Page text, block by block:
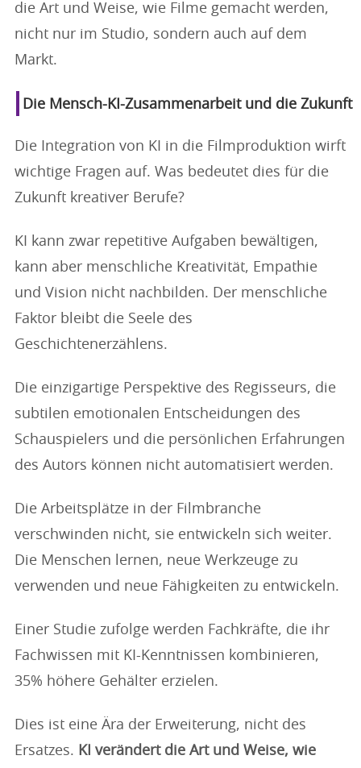
die Art und Weise, wie Filme gemacht werden,
nicht nur im Studio, sondern auch auf dem
Markt.
Die Mensch-KI-Zusammenarbeit und die Zukunft
Die Integration von KI in die Filmproduktion wirft
wichtige Fragen auf. Was bedeutet dies für die
Zukunft kreativer Berufe?
KI kann zwar repetitive Aufgaben bewältigen,
kann aber menschliche Kreativität, Empathie
und Vision nicht nachbilden. Der menschliche
Faktor bleibt die Seele des
Geschichtenerzählens.
Die einzigartige Perspektive des Regisseurs, die
subtilen emotionalen Entscheidungen des
Schauspielers und die persönlichen Erfahrungen
des Autors können nicht automatisiert werden.
Die Arbeitsplätze in der Filmbranche
verschwinden nicht, sie entwickeln sich weiter.
Die Menschen lernen, neue Werkzeuge zu
verwenden und neue Fähigkeiten zu entwickeln.
Einer Studie zufolge werden Fachkräfte, die ihr
Fachwissen mit KI-Kenntnissen kombinieren,
35% höhere Gehälter erzielen.
Dies ist eine Ära der Erweiterung, nicht des
Ersatzes. KI verändert die Art und Weise, wie